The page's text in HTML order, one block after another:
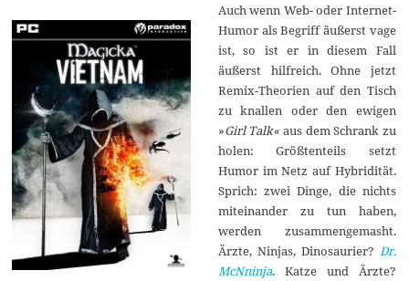
Auch wenn Web- oder Internet-
Humor als Begriff äußerst vage
ist, so ist er in diesem Fall
äußerst hilfreich. Ohne jetzt
Remix-Theorien auf den Tisch
zu knallen oder den ewigen
»Girl Talk« aus dem Schrank zu
holen: Größtenteils setzt
Humor im Netz auf Hybridität.
Sprich: zwei Dinge, die nichts
miteinander zu tun haben,
werden zusammengemasht.
Ärzte, Ninjas, Dinosaurier? Dr.
McNninja. Katze und Ärzte?